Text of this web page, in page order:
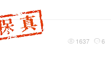
 1637  6